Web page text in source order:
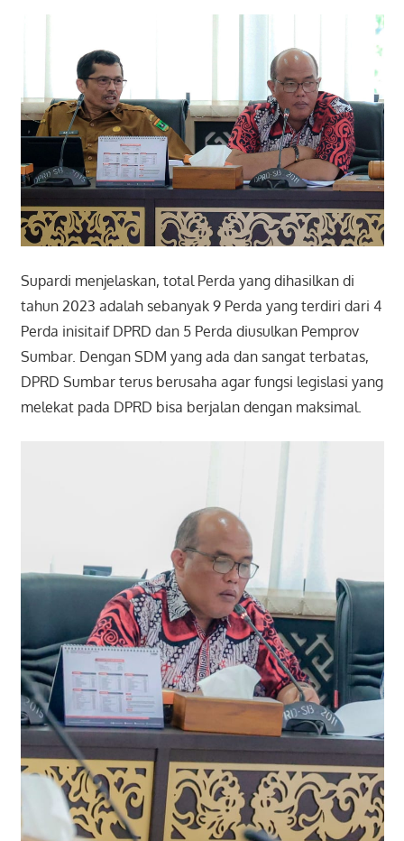
Supardi menjelaskan, total Perda yang dihasilkan di
tahun 2023 adalah sebanyak 9 Perda yang terdiri dari 4
Perda inisitaif DPRD dan 5 Perda diusulkan Pemprov
Sumbar. Dengan SDM yang ada dan sangat terbatas,
DPRD Sumbar terus berusaha agar fungsi legislasi yang
melekat pada DPRD bisa berjalan dengan maksimal.